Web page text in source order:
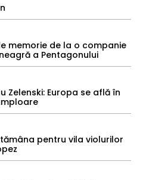
memorie de la o companie
a Pentagonului
Zelenski: Europa se află în
pentru vila violurilor